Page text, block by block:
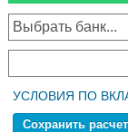
УСЛОВИЯ ПО
Сохранить расчет